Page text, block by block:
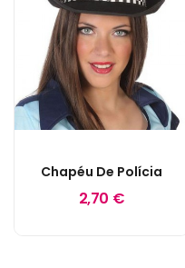
Chapéu De Polícia
2,70 €